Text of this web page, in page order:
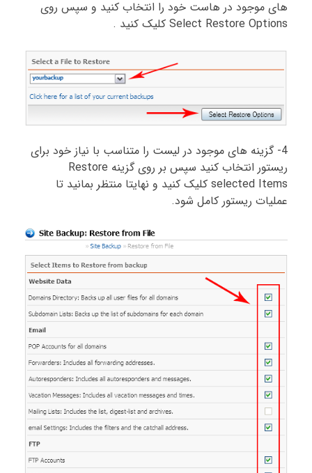
های موجود در هاست خود را انتخاب کنید و سپس روی
Select Restore Options کلیک کنید .
4- گزینه های موجود در لیست را متناسب با نیاز خود برای
ریستور انتخاب کنید سپس بر روی گزینه Restore
selected Items کلیک کنید و نهایتا منتظر بمانید تا
عملیات ریستور کامل شود.